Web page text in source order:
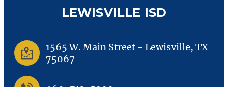
LEWISVILLE ISD
1565 W. Main Street - Lewisville, TX
75067